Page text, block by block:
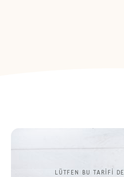
LÜTFEN BU TARİFİ